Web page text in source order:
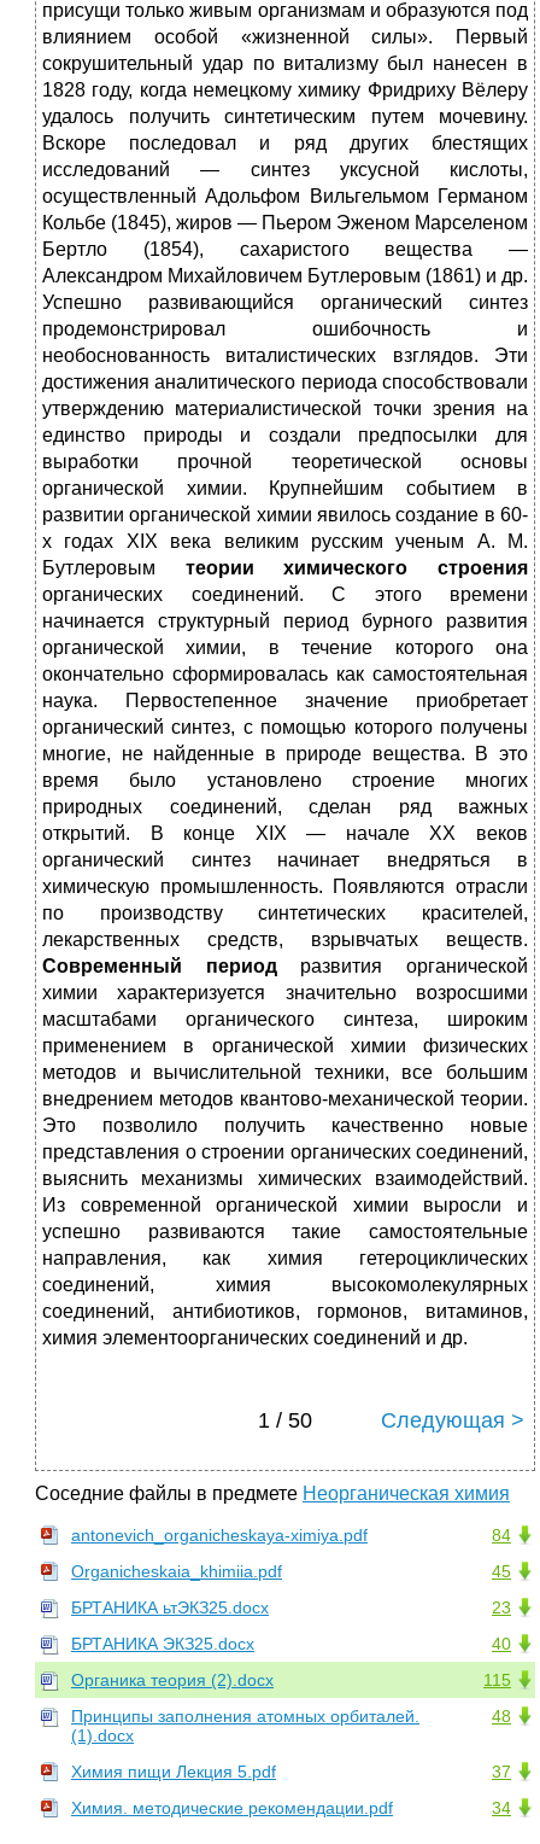
присущи только живым организмам и образуются под
влиянием особой «жизненной силы». Первый
сокрушительный удар по витализму был нанесен в
1828 году, когда немецкому химику Фридриху Вёлеру
удалось получить синтетическим путем мочевину.
Вскоре последовал и ряд других блестящих
исследований — синтез уксусной кислоты,
осуществленный Адольфом Вильгельмом Германом
Кольбе (1845), жиров — Пьером Эженом Марселеном
Бертло (1854), сахаристого вещества —
Александром Михайловичем Бутлеровым (1861) и др.
Успешно развивающийся органический синтез
продемонстрировал ошибочность и
необоснованность виталистических взглядов. Эти
достижения аналитического периода способствовали
утверждению материалистической точки зрения на
единство природы и создали предпосылки для
выработки прочной теоретической основы
органической химии. Крупнейшим событием в
развитии органической химии явилось создание в 60-
х годах XIX века великим русским ученым А. М.
Бутлеровым теории химического
строения
органических соединений. С этого времени
начинается структурный период бурного развития
органической химии, в течение которого она
окончательно сформировалась как самостоятельная
наука. Первостепенное значение приобретает
органический синтез, с помощью которого получены
многие, не найденные в природе вещества. В это
время было установлено строение многих
природных соединений, сделан ряд важных
открытий. В конце XIX — начале XX веков
органический синтез начинает внедряться в
химическую промышленность. Появляются отрасли
по производству синтетических красителей,
лекарственных средств, взрывчатых веществ.
Современный
периодразвития органической
химии характеризуется значительно возросшими
масштабами органического синтеза, широким
применением в органической химии физических
методов и вычислительной техники, все большим
внедрением методов квантово-механической теории.
Это позволило получить качественно новые
представления о строении органических соединений,
выяснить механизмы химических взаимодействий.
Из современной органической химии выросли и
успешно развиваются такие самостоятельные
направления, как химия гетероциклических
соединений, химия высокомолекулярных
соединений, антибиотиков, гормонов, витаминов,
химия элементоорганических соединений и др.
1 / 50 Следующая >
Соседние файлы в предмете Неорганическая химия
84
antonevich_organicheskaya-ximiya.pdf
45
Organicheskaia_khimiia.pdf
23
БРТАНИКА ьтЭКЗ25.docx
40
БРТАНИКА ЭКЗ25.docx
115
Органика теория (2).docx
48
Принципы заполнения атомных орбиталей.
(1).docx
37
Химия пищи Лекция 5.pdf
34
Химия. методические рекомендации.pdf